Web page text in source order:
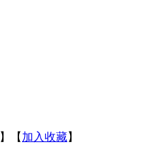
】【 加入收藏】